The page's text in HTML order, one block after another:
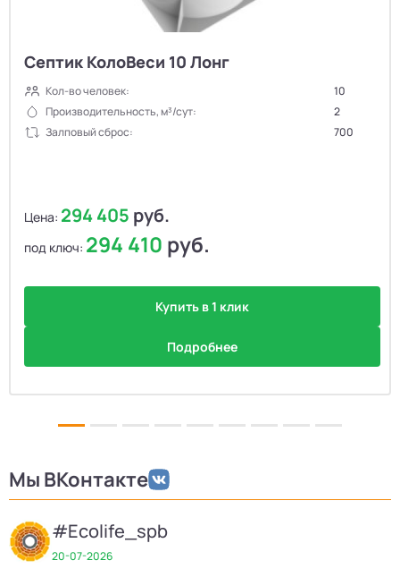
Септик КолоВеси 10 Лонг
Кол-во человек:
10
Производительность, м³/сут:
2
Залповый сброс:
700
Цена: 294 405 руб.
под ключ: 294 410 руб.
Купить в 1 клик
Подробнее
Мы ВКонтакте
#Ecolife_spb
20-07-2026